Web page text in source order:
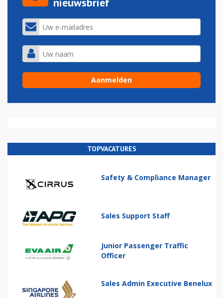
TOPVACATURES
Safety & Compliance Manager
Sales Support Staff
Junior Passenger Traffic
Officer
Sales Admin Executive Benelux